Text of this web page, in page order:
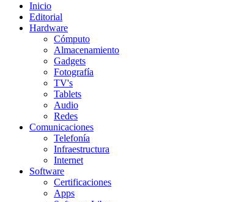
Inicio
Editorial
Hardware
Cómputo
Almacenamiento
Gadgets
Fotografía
TV's
Tablets
Audio
Redes
Comunicaciones
Telefonía
Infraestructura
Internet
Software
Certificaciones
Apps